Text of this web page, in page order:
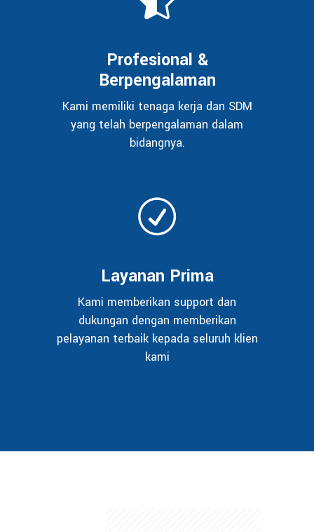
Profesional &
Berpengalaman
Kami memiliki tenaga kerja dan SDM
yang telah berpengalaman dalam
bidangnya.
Layanan Prima
Kami memberikan support dan
dukungan dengan memberikan
pelayanan terbaik kepada seluruh klien
kami